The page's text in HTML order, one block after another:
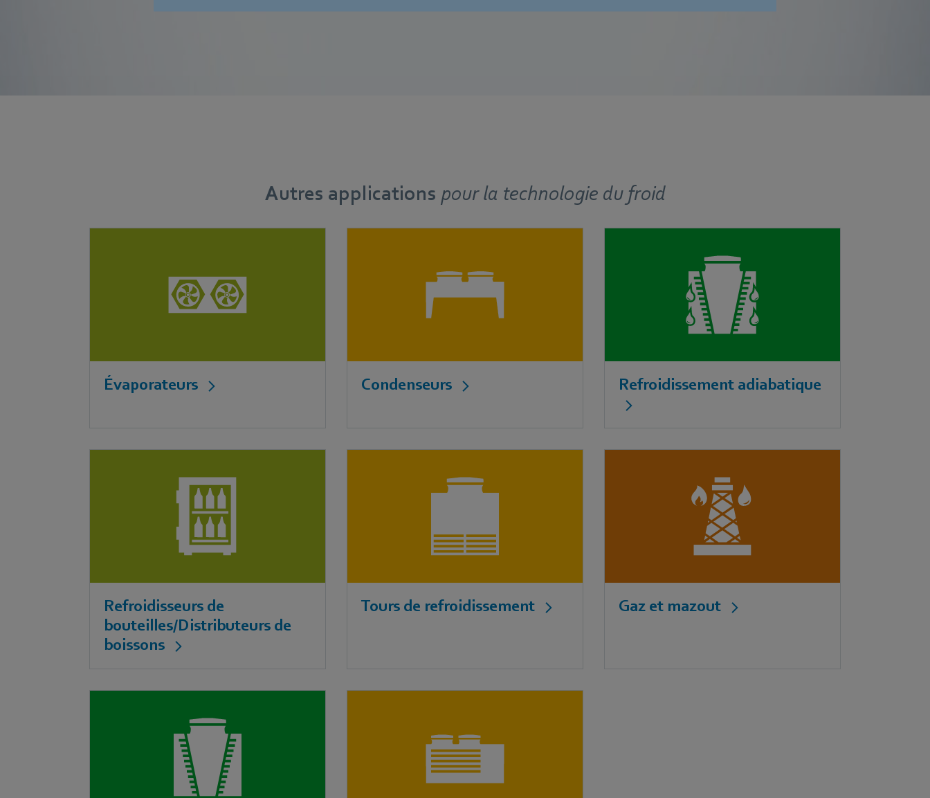
Autres applications pourla technologie du froid
Évaporateurs Condenseurs Refroidissement adiabatique
Refroidisseurs de
bouteilles/Distributeurs de
boissons
Tours de refroidissement Gaz et mazout